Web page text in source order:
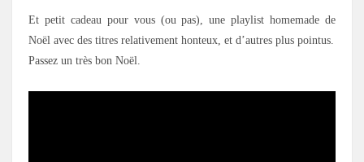
Et petit cadeau pour vous (ou pas), une playlist homemade de
Noël avec des titres relativement honteux, et d’autres plus pointus.
Passez un très bon Noël.